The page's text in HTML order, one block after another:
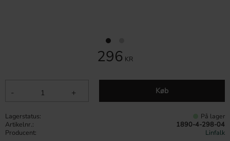
296 KR
+
- Køb
Lagerstatus På lager
Artikelnr.
1890-4-298-04
Producent
Linfalk